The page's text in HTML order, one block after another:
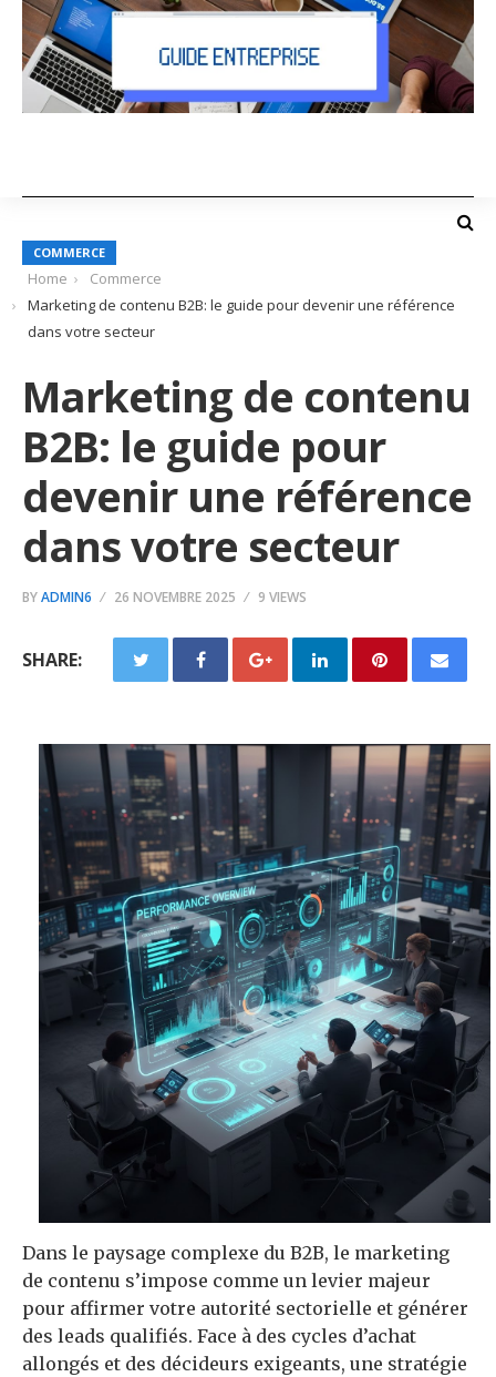
COMMERCE
Home
Commerce
Marketing de contenu B2B: le guide pour devenir une référence
dans votre secteur
Marketing de contenu
B2B: le guide pour
devenir une référence
dans votre secteur
BYADMIN6 26 NOVEMBRE 2025 9 VIEWS
SHARE:
Dans le paysage complexe du B2B, le marketing
de contenu s’impose comme un levier majeur
pour affirmer votre autorité sectorielle et générer
des leads qualifiés. Face à des cycles d’achat
allongés et des décideurs exigeants, une stratégie